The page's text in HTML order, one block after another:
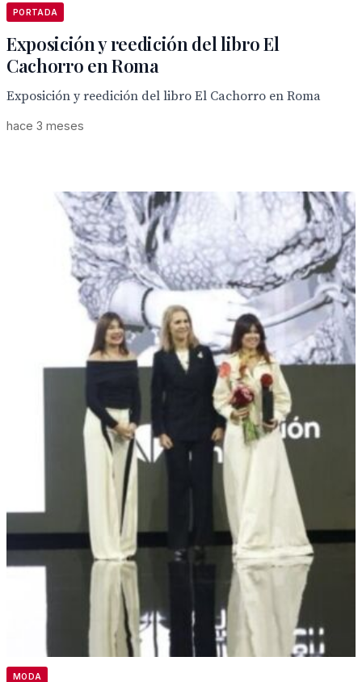
PORTADA
Exposición y reedición del libro El
Cachorro en Roma
Exposición y reedición del libro El Cachorro en Roma
hace 3 meses
MODA